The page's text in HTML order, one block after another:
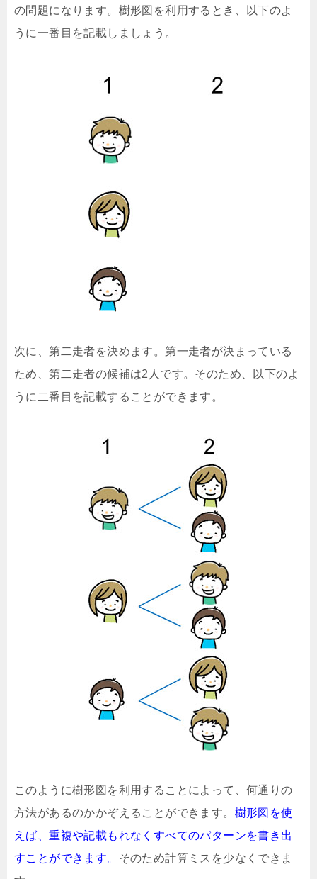
の問題になります。樹形図を利用するとき、以下のよ
うに一番目を記載しましょう。
次に、第二走者を決めます。第一走者が決まっている
ため、第二走者の候補は2人です。そのため、以下のよ
うに二番目を記載することができます。
このように樹形図を利用することによって、何通りの
方法があるのかかぞえることができます。 樹形図を使
えば、重複や記載もれなくすべてのパターンを書き出
すことができます。 そのため計算ミスを少なくできま